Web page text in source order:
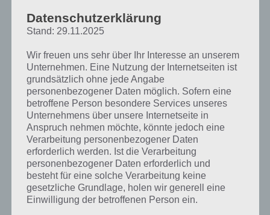
die Reihenfolge bei jedem Spieler anders ist, können wir dir nicht das
exakte Level anzeigen, weshalb du über unsere Komplettlösung
Antworten findest!
Weitere Lösungen zu 94%
gesucht? Schaue inunsere
Komplettlösung zur App! Dort
kannst du mit der Suche
schnell die Antworten und
Lösungen der über 300 Level
finden!
Datenschutzerklärung
Stand: 29.11.2025
Wir freuen uns sehr über Ihr Interesse an unserem
Unternehmen. Eine Nutzung der Internetseiten ist
grundsätzlich ohne jede Angabe
personenbezogener Daten möglich. Sofern eine
betroffene Person besondere Services unseres
Unternehmens über unsere Internetseite in
Anspruch nehmen möchte, könnte jedoch eine
Verarbeitung personenbezogener Daten
erforderlich werden. Ist die Verarbeitung
personenbezogener Daten erforderlich und
besteht für eine solche Verarbeitung keine
gesetzliche Grundlage, holen wir generell eine
Einwilligung der betroffenen Person ein.